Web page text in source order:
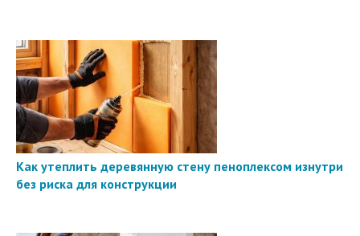
Как утеплить деревянную стену пеноплексом изнутри
без риска для конструкции